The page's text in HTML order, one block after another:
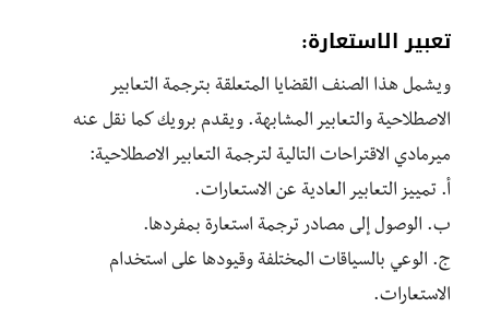
تعبير الاستعارة:
ويشمل هذا الصنف القضايا المتعلقة بترجمة التعابير
الاصطلاحية والتعابير المشابهة. ويقدم برويك كما نقل عنه
ميرمادي الاقتراحات التالية لترجمة التعابير الاصطلاحية:
أ. تمييز التعابير العادية عن الاستعارات.
ب. الوصول إلى مصادر ترجمة استعارة بمفردها.
ج. الوعي بالسياقات المختلفة وقيودها على استخدام
الاستعارات.